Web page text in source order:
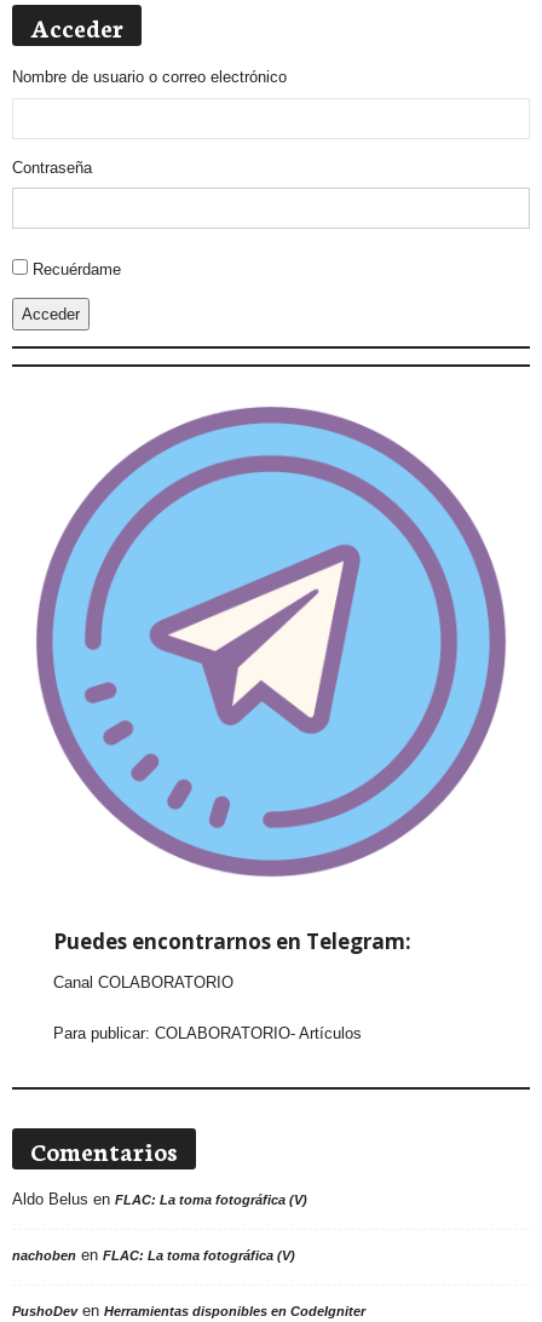
Acceder
Nombre de usuario o correo electrónico
Contraseña
Alternative:
Recuérdame
Acceder
Puedes encontrarnos en Telegram:
Canal COLABORATORIO
Para publicar:COLABORATORIO- Artículos
Comentarios
Aldo Belus en FLAC: La toma fotográfica (V)
nachoben en FLAC: La toma fotográfica (V)
PushoDeven Herramientas disponibles en CodeIgniter